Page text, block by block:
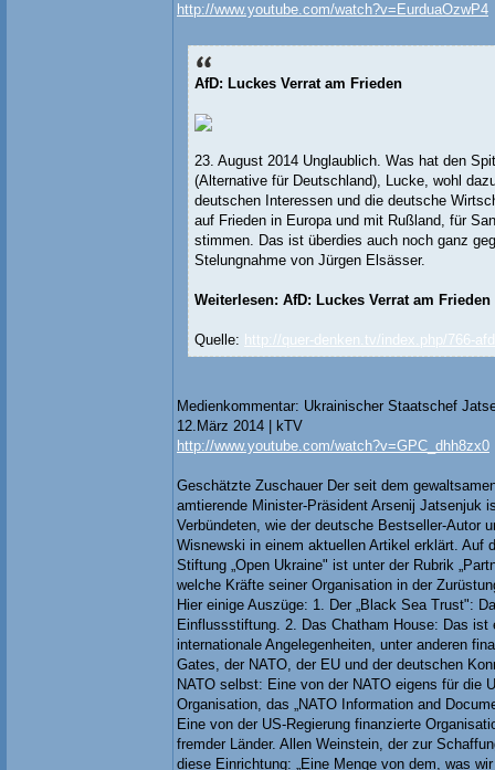
http://www.youtube.com/watch?v=EurduaOzwP4
AfD: Luckes Verrat am Frieden
23. August 2014 Unglaublich. Was hat den
(Alternative für Deutschland), Lucke, wohl
deutschen Interessen und die deutsche
auf Frieden in Europa und mit Rußland, für
stimmen. Das ist überdies auch noch ganz
Stelungnahme von Jürgen Elsässer.
Weiterlesen: AfD: Luckes Verrat am Frieden
Quelle: http://quer-denken.tv/index.php/766-
Medienkommentar: Ukrainischer Staatschef
12.März 2014 | kTV
http://www.youtube.com/watch?v=GPC_dhh8zx0
Geschätzte Zuschauer Der seit dem
amtierende Minister-Präsident Arsenij Jatsenjuk
Verbündeten, wie der deutsche Bestseller-Autor
Wisnewski in einem aktuellen Artikel erklärt. Auf
Stiftung „Open Ukraine" ist unter der Rubrik
welche Kräfte seiner Organisation in der
Hier einige Auszüge: 1. Der „Black Sea Trust":
Einflussstiftung. 2. Das Chatham House: Das ist
internationale Angelegenheiten, unter anderen
Gates, der NATO, der EU und der deutschen
NATO selbst: Eine von der NATO eigens für die
Organisation, das „NATO Information and
Eine von der US-Regierung finanzierte
fremder Länder. Allen Weinstein, der zur
diese Einrichtung: „Eine Menge von dem, was